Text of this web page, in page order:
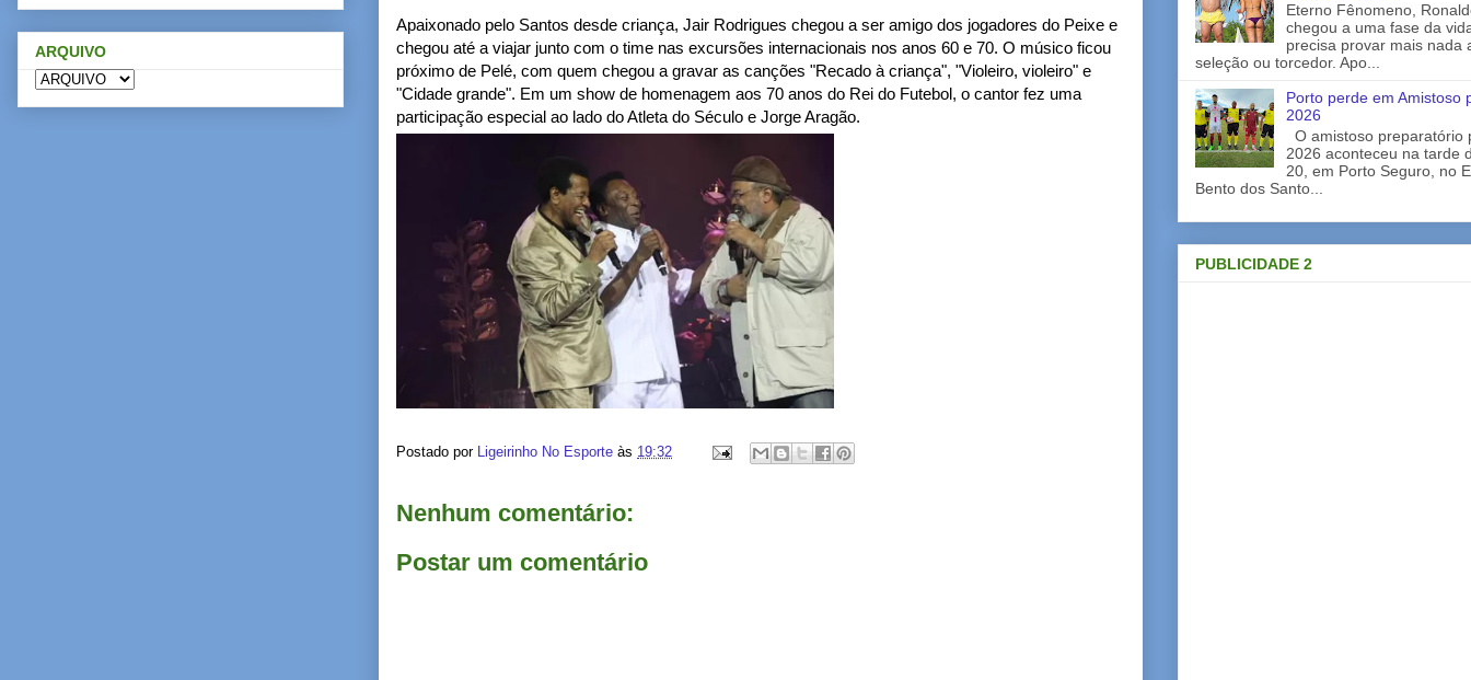
Apaixonado pelo Santos desde criança, Jair Rodrigues chegou a ser amigo dos jogadores do Peixe e
chegou até a viajar junto com o time nas excursões internacionais nos anos 60 e 70. O músico ficou
próximo de Pelé, com quem chegou a gravar as canções "Recado à criança", "Violeiro, violeiro" e
"Cidade grande". Em um show de homenagem aos 70 anos do Rei do Futebol, o cantor fez uma
participação especial ao lado do Atleta do Século e Jorge Aragão.
Postado por Ligeirinho No Esporte às 19:32
Nenhum comentário:
Postar um comentário
ARQUIVO
Eterno Fênomeno,
chegou a uma fase da
precisa provar mais nada
seleção ou torcedor. Apo...
Porto perde em Amistoso
2026
O amistoso preparatório
2026 aconteceu na tarde
20, em Porto Seguro, no
Bento dos Santo...
PUBLICIDADE 2